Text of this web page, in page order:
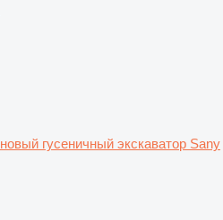
новый гусеничный экскаватор Sany